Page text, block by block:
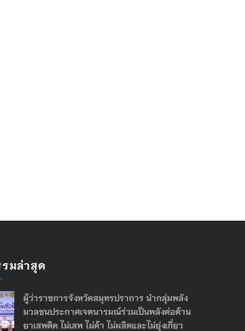
มล่าสุด
ผู้ว่าราชการจังหวัดสมุทรปราการ นำกลุ่มพลัง
มวลชนประกาศเจตนารมณ์ร่วมเป็นพลังต่อต้าน
ยาเสพติด ไม่เสพ ไม่ค้า ไม่ผลิตและไม่ยุ่งเกี่ยว